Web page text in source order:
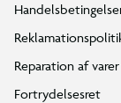
Reparation af varer
Fortrydelsesret